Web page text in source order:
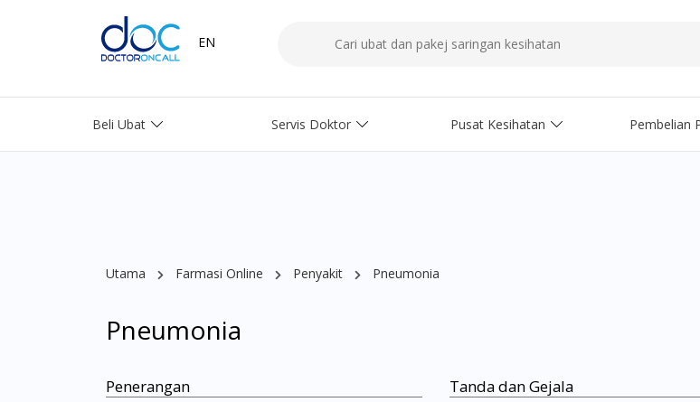
EN
Beli Ubat Servis Doktor Pusat Kesihatan Pembelian
Utama Farmasi Online Penyakit Pneumonia
Pneumonia
Penerangan Tanda dan Gejala